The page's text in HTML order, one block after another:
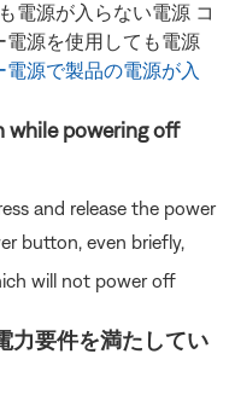
電源が入らない電源 コ
電源を使用しても電源
電源で製品の電源が入
while powering off
and release the power
button, even briefly,
will not power off
力要件を満たしてい